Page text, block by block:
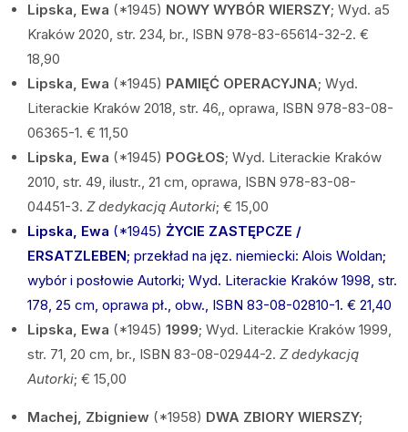
Lipska, Ewa (*1945) NOWY WYBÓR WIERSZY; Wyd. a5
Kraków 2020, str. 234, br., ISBN 978-83-65614-32-2. €
18,90
Lipska, Ewa (*1945) PAMIĘĆ OPERACYJNA; Wyd.
Literackie Kraków 2018, str. 46,, oprawa, ISBN 978-83-08-
06365-1. € 11,50
Lipska, Ewa (*1945) POGŁOS; Wyd. Literackie Kraków
2010, str. 49, ilustr., 21 cm, oprawa, ISBN 978-83-08-
04451-3. Z dedykacją Autorki; € 15,00
Lipska, Ewa (*1945) ŻYCIE ZASTĘPCZE /
ERSATZLEBEN; przekład na jęz. niemiecki: Alois Woldan;
wybór i posłowie Autorki; Wyd. Literackie Kraków 1998, str.
178, 25 cm, oprawa pł., obw., ISBN 83-08-02810-1. € 21,40
Lipska, Ewa (*1945) 1999; Wyd. Literackie Kraków 1999,
str. 71, 20 cm, br., ISBN 83-08-02944-2. Z dedykacją
Autorki; € 15,00
Machej, Zbigniew (*1958) DWA ZBIORY WIERSZY;